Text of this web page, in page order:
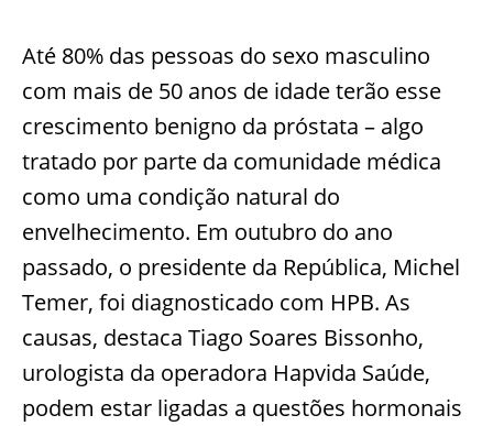
Até 80% das pessoas do sexo masculino
com mais de 50 anos de idade terão esse
crescimento benigno da próstata – algo
tratado por parte da comunidade médica
como uma condição natural do
envelhecimento. Em outubro do ano
passado, o presidente da República, Michel
Temer, foi diagnosticado com HPB. As
causas, destaca Tiago Soares Bissonho,
urologista da operadora Hapvida Saúde,
podem estar ligadas a questões hormonais